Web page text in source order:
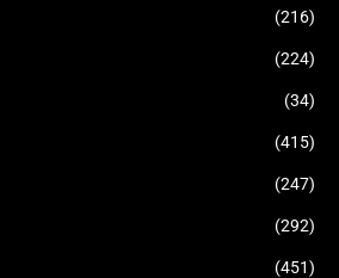
(216)
(224)
(34)
(415)
(247)
(292)
(451)